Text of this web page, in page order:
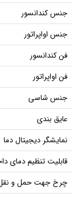
جنس کندانسور
جنس اواپراتور
فن کندانسور
فن اواپراتور
جنس شاسی
عایق بندی
نمایشگر دیجیتال دما
قابلیت تنظیم دمای
چرخ جهت حمل و